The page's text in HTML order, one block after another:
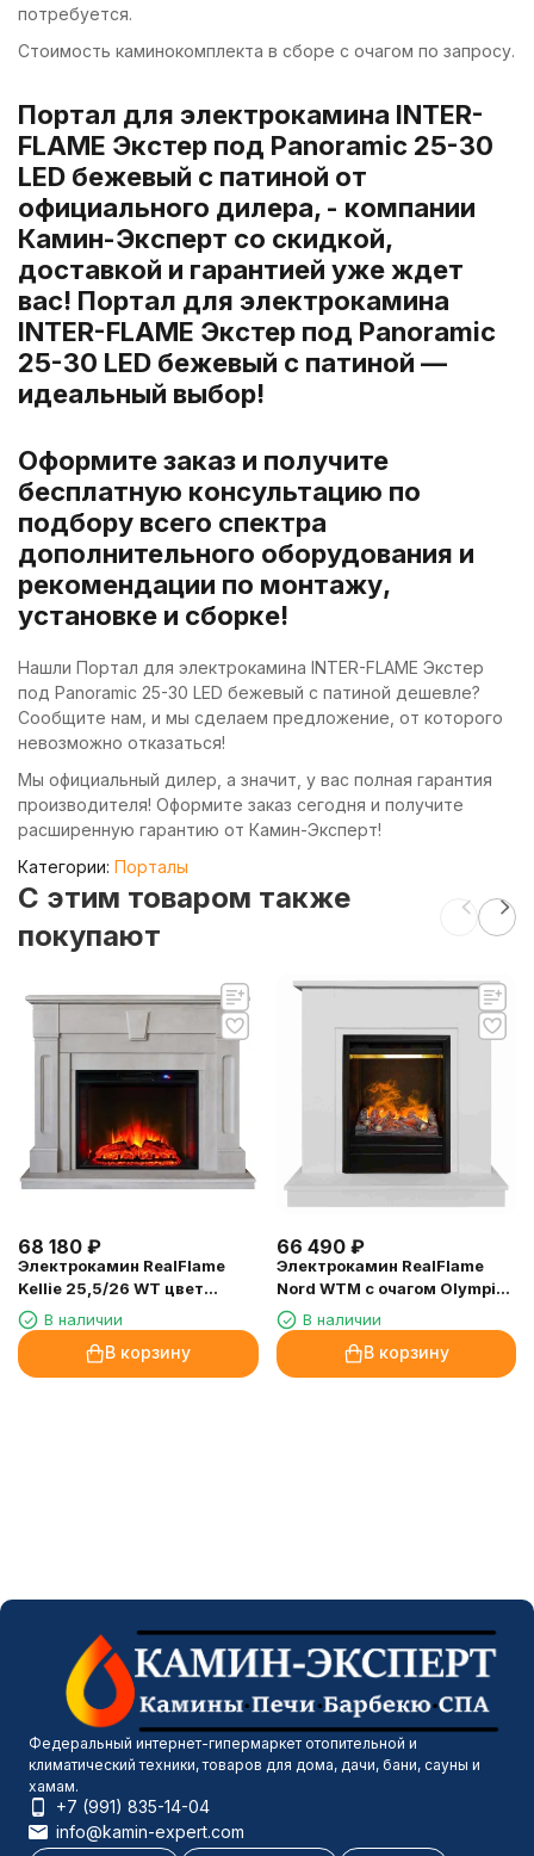
потребуется.
Стоимость каминокомплекта в сборе с очагом по запросу.
Портал для электрокамина INTER-
FLAME Экстер под Panoramic 25-30
LED бежевый с патиной от
официального дилера, - компании
Камин-Эксперт со скидкой,
доставкой и гарантией уже ждет
вас! Портал для электрокамина
INTER-FLAME Экстер под Panoramic
25-30 LED бежевый с патиной —
идеальный выбор!
Оформите заказ и получите
бесплатную консультацию по
подбору всего спектра
дополнительного оборудования и
рекомендации по монтажу,
установке и сборке!
Нашли Портал для электрокамина INTER-FLAME Экстер
под Panoramic 25-30 LED бежевый с патиной дешевле?
Сообщите нам, и мы сделаем предложение, от которого
невозможно отказаться!
Мы официальный дилер, а значит, у вас полная гарантия
производителя! Оформите заказ сегодня и получите
расширенную гарантию от Камин-Эксперт!
Категории: Порталы
C этим товаром также
покупают
68 180 ₽
Электрокамин RealFlame
Kellie 25,5/26 WT цвет
белый камень с очагом
Sparta 25,5 LED
В наличии
В корзину
66 490 ₽
Электрокамин RealFlame
Nord WTM с очагом Olympic
3D, увлажнение воздуха
В наличии
В корзину
Федеральный интернет-гипермаркет отопительной и
климатический техники, товаров для дома, дачи, бани, сауны и
хамам.
+7 (991) 835-14-04
info@kamin-expert.com